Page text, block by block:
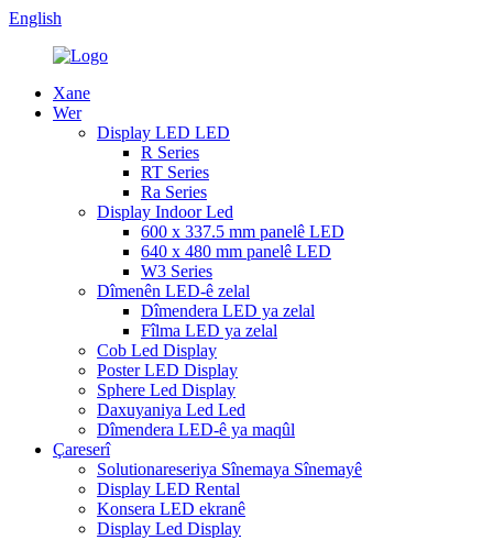
English
Xane
Wer
Display LED LED
R Series
RT Series
Ra Series
Display Indoor Led
600 x 337.5 mm panelê LED
640 x 480 mm panelê LED
W3 Series
Dîmenên LED-ê zelal
Dîmendera LED ya zelal
Fîlma LED ya zelal
Cob Led Display
Poster LED Display
Sphere Led Display
Daxuyaniya Led Led
Dîmendera LED-ê ya maqûl
Çareserî
Solutionareseriya Sînemaya Sînemayê
Display LED Rental
Konsera LED ekranê
Display Led Display